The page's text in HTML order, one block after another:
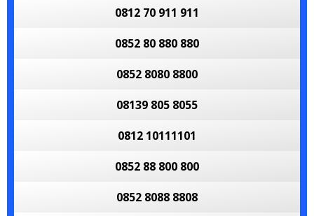
0812 70 911 911
0852 80 880 880
0852 8080 8800
08139 805 8055
0812 10111101
0852 88 800 800
0852 8088 8808